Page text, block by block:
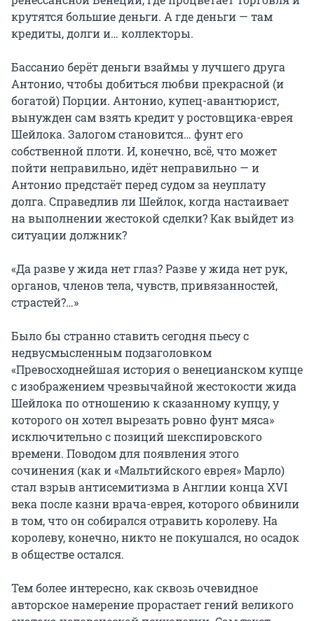
крутятся большие деньги. А где деньги — там
кредиты, долги и… коллекторы.
Бассанио берёт деньги взаймы у лучшего друга
Антонио, чтобы добиться любви прекрасной (и
богатой) Порции. Антонио, купец-авантюрист,
вынужден сам взять кредит у ростовщика-еврея
Шейлока. Залогом становится… фунт его
собственной плоти. И, конечно, всё, что может
пойти неправильно, идёт неправильно — и
Антонио предстаёт перед судом за неуплату
долга. Справедлив ли Шейлок, когда настаивает
на выполнении жестокой сделки? Как выйдет из
ситуации должник?
«Да разве у жида нет глаз? Разве у жида нет рук,
органов, членов тела, чувств, привязанностей,
страстей?…»
Было бы странно ставить сегодня пьесу с
недвусмысленным подзаголовком
«Превосходнейшая история о венецианском купце
с изображением чрезвычайной жестокости жида
Шейлока по отношению к сказанному купцу, у
которого он хотел вырезать ровно фунт мяса»
исключительно с позиций шекспировского
времени. Поводом для появления этого
сочинения (как и «Мальтийского еврея» Марло)
стал взрыв антисемитизма в Англии конца XVI
века после казни врача-еврея, которого обвинили
в том, что он собирался отравить королеву. На
королеву, конечно, никто не покушался, но осадок
в обществе остался.
Тем более интересно, как сквозь очевидное
авторское намерение прорастает гений великого